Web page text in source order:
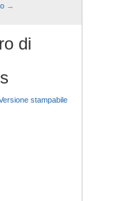
→
di
stampabile